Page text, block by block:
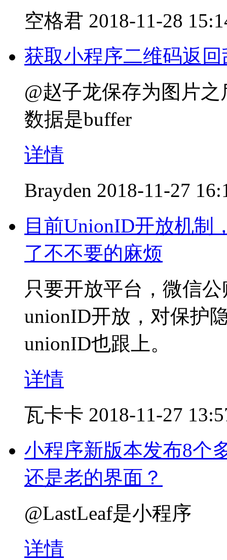
空格君 2018-11-28
获取小程序二维码返回
@赵子龙保存为图片
数据是buffer
详情
Brayden 2018-11-27
目前UnionID开放机制
了不不要的麻烦
只要开放平台，微信
unionID开放，对保护
unionID也跟上。
详情
瓦卡卡 2018-11-27
小程序新版本发布8个
还是老的界面？
@LastLeaf是小程序
详情